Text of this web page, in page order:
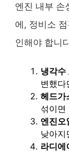
엔진 내부 손
에, 정비소
인해야 합니
냉각수
변했다
헤드가
섞이면
엔진오
낮아지
라디에